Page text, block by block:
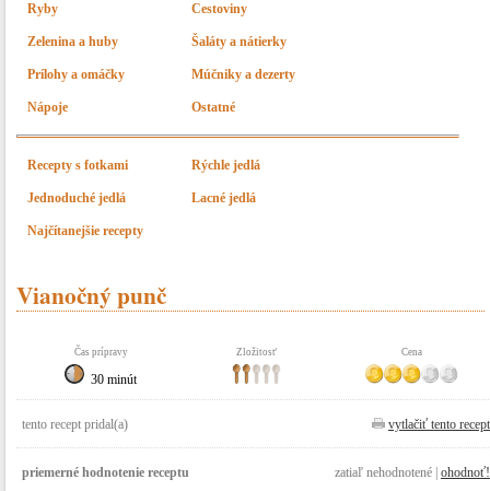
Ryby Cestoviny
Zelenina a huby Šaláty a nátierky
Prílohy a omáčky Múčniky a dezerty
Nápoje Ostatné
Recepty s fotkami Rýchle jedlá
Jednoduché jedlá Lacné jedlá
Najčítanejšie recepty
Vianočný punč
Čas prípravy Zložitosť Cena
30 minút
tento recept pridal(a) vytlačiť tento recept
priemerné hodnotenie receptu zatiaľ nehodnotené | ohodnoť!